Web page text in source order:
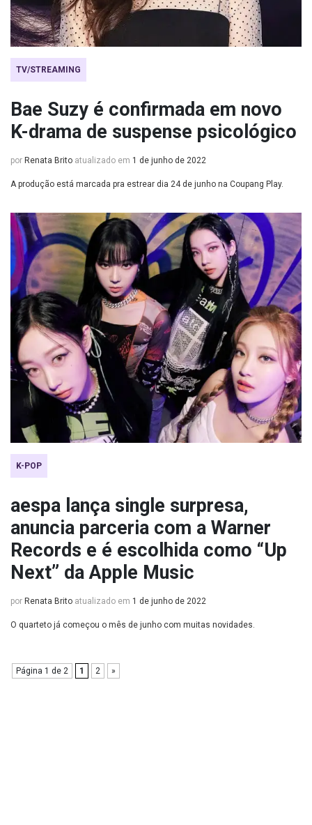
TV/STREAMING
Bae Suzy é confirmada em novo
K-drama de suspense psicológico
por Renata Brito atualizado em 1 de junho de 2022
A produção está marcada pra estrear dia 24 de junho na Coupang Play.
K-POP
aespa lança single surpresa,
anuncia parceria com a Warner
Records e é escolhida como “Up
Next” da Apple Music
por Renata Brito atualizado em 1 de junho de 2022
O quarteto já começou o mês de junho com muitas novidades.
Página 1 de 2 1 2 »